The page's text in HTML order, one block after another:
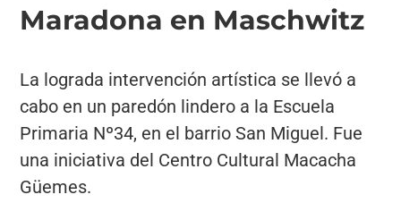
Maradona en Maschwitz
La lograda intervención artística se llevó a
cabo en un paredón lindero a la Escuela
Primaria Nº34, en el barrio San Miguel. Fue
una iniciativa del Centro Cultural Macacha
Güemes.